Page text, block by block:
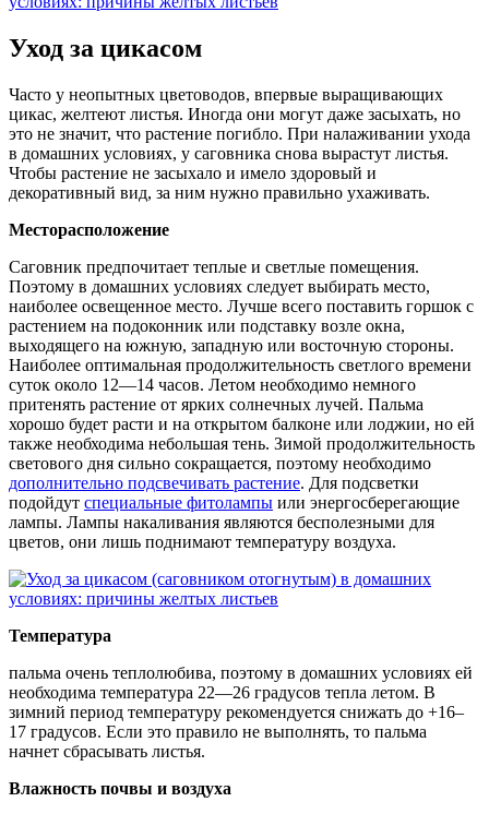
Уход за цикасом
Часто у неопытных цветоводов, впервые выращивающих
цикас, желтеют листья. Иногда они могут даже засыхать, но
это не значит, что растение погибло. При налаживании ухода
в домашних условиях, у саговника снова вырастут листья.
Чтобы растение не засыхало и имело здоровый и
декоративный вид, за ним нужно правильно ухаживать.
Месторасположение
Саговник предпочитает теплые и светлые помещения.
Поэтому в домашних условиях следует выбирать место,
наиболее освещенное место. Лучше всего поставить горшок с
растением на подоконник или подставку возле окна,
выходящего на южную, западную или восточную стороны.
Наиболее оптимальная продолжительность светлого времени
суток около 12—14 часов. Летом необходимо немного
притенять растение от ярких солнечных лучей. Пальма
хорошо будет расти и на открытом балконе или лоджии, но ей
также необходима небольшая тень. Зимой продолжительность
светового дня сильно сокращается, поэтому необходимо
дополнительно подсвечивать растение. Для подсветки
подойдут специальные фитолампы или энергосберегающие
лампы. Лампы накаливания являются бесполезными для
цветов, они лишь поднимают температуру воздуха.
Температура
пальма очень теплолюбива, поэтому в домашних условиях ей
необходима температура 22—26 градусов тепла летом. В
зимний период температуру рекомендуется снижать до +16–
17 градусов. Если это правило не выполнять, то пальма
начнет сбрасывать листья.
Влажность почвы и воздуха